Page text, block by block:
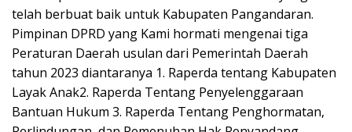
telah berbuat baik untuk Kabupaten Pangandaran.
Pimpinan DPRD yang Kami hormati mengenai tiga
Peraturan Daerah usulan dari Pemerintah Daerah
tahun 2023 diantaranya 1. Raperda tentang Kabupaten
Layak Anak2. Raperda Tentang Penyelenggaraan
Bantuan Hukum 3. Raperda Tentang Penghormatan,